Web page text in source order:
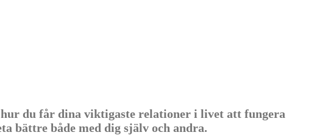
du får dina viktigaste relationer i livet att fungera
bättre både med dig själv och andra.